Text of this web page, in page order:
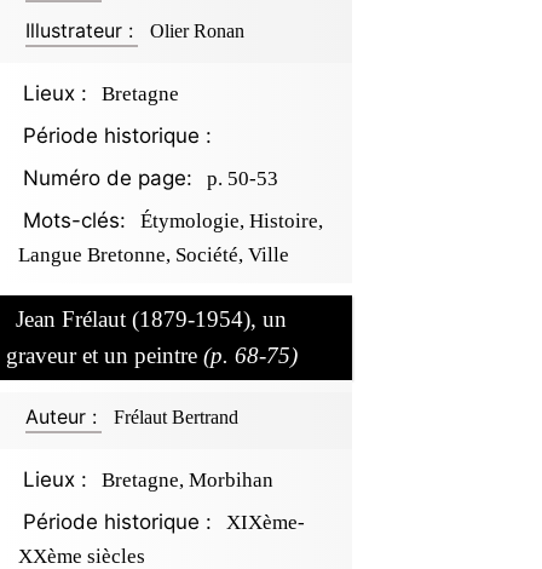
Illustrateur : Olier Ronan
Lieux : Bretagne
Période historique :
Numéro de page:
p. 50-53
Mots-clés:
Étymologie, Histoire,
Langue Bretonne, Société, Ville
Jean Frélaut (1879-1954), un
graveur et un peintre (p. 68-75)
Auteur : Frélaut Bertrand
Lieux : Bretagne, Morbihan
Période historique :
XIXème-
XXème siècles